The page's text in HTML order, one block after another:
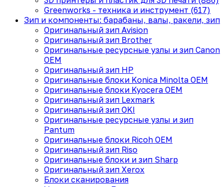
Greenworks - техника и инструмент (617)
Зип и компоненты: барабаны, валы, ракели, зип
Оригинальный зип Avision
Оригинальный зип Brother
Оригинальные ресурсные узлы и зип Canon
OEM
Оригинальный зип HP
Оригинальные блоки Konica Minolta OEM
Оригинальные блоки Kyocera OEM
Оригинальный зип Lexmark
Оригинальный зип OKI
Оригинальные ресурсные узлы и зип
Pantum
Оригинальные блоки Ricoh OEM
Оригинальный зип Riso
Оригинальные блоки и зип Sharp
Оригинальный зип Xerox
Блоки сканирования